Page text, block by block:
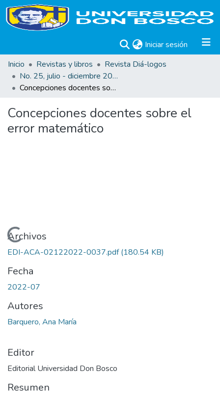
Iniciar sesión (current)
Inicio
Revistas y libros
Revista Diá-logos
No. 25, julio - diciembre 2022
Concepciones docentes sobre el error matemático
Concepciones docentes sobre el
error matemático
Cargando...
Archivos
EDI-ACA-02122022-0037.pdf(180.54 KB)
Fecha
2022-07
Autores
Barquero, Ana María
Editor
Editorial Universidad Don Bosco
Resumen